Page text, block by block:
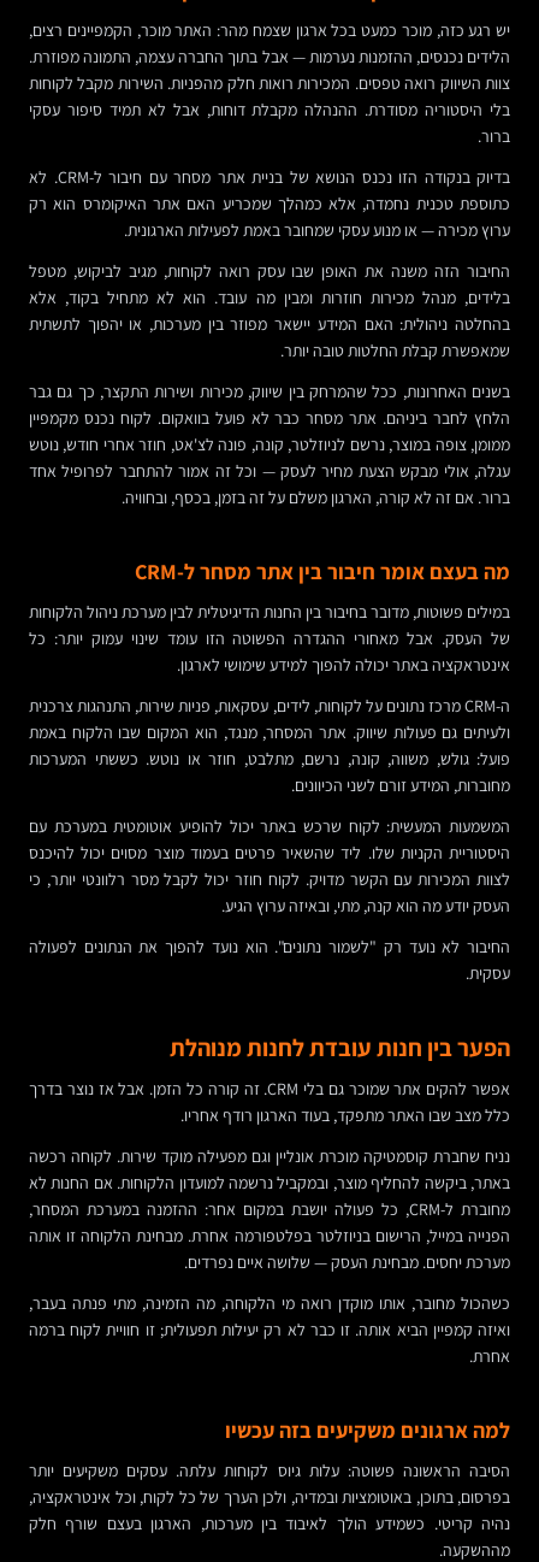
יש רגע כזה, מוכר כמעט בכל ארגון שצמח מהר: האתר מוכר, הקמפיינים רצים,
הלידים נכנסים, ההזמנות נערמות — אבל בתוך החברה עצמה, התמונה מפוזרת.
צוות השיווק רואה טפסים. המכירות רואות חלק מהפניות. השירות מקבל לקוחות
בלי היסטוריה מסודרת. ההנהלה מקבלת דוחות, אבל לא תמיד סיפור עסקי
ברור.
בדיוק בנקודה הזו נכנס הנושא של בניית אתר מסחר עם חיבור ל-CRM. לא
כתוספת טכנית נחמדה, אלא כמהלך שמכריע האם אתר האיקומרס הוא רק
ערוץ מכירה — או מנוע עסקי שמחובר באמת לפעילות הארגונית.
החיבור הזה משנה את האופן שבו עסק רואה לקוחות, מגיב לביקוש, מטפל
בלידים, מנהל מכירות חוזרות ומבין מה עובד. הוא לא מתחיל בקוד, אלא
בהחלטה ניהולית: האם המידע יישאר מפוזר בין מערכות, או יהפוך לתשתית
שמאפשרת קבלת החלטות טובה יותר.
בשנים האחרונות, ככל שהמרחק בין שיווק, מכירות ושירות התקצר, כך גם גבר
הלחץ לחבר ביניהם. אתר מסחר כבר לא פועל בוואקום. לקוח נכנס מקמפיין
ממומן, צופה במוצר, נרשם לניוזלטר, קונה, פונה לצ'אט, חוזר אחרי חודש, נוטש
עגלה, אולי מבקש הצעת מחיר לעסק — וכל זה אמור להתחבר לפרופיל אחד
ברור. אם זה לא קורה, הארגון משלם על זה בזמן, בכסף, ובחוויה.
מה בעצם אומר חיבור בין אתר מסחר ל-CRM
במילים פשוטות, מדובר בחיבור בין החנות הדיגיטלית לבין מערכת ניהול הלקוחות
של העסק. אבל מאחורי ההגדרה הפשוטה הזו עומד שינוי עמוק יותר: כל
אינטראקציה באתר יכולה להפוך למידע שימושי לארגון.
ה-CRM מרכז נתונים על לקוחות, לידים, עסקאות, פניות שירות, התנהגות צרכנית
ולעיתים גם פעולות שיווק. אתר המסחר, מנגד, הוא המקום שבו הלקוח באמת
פועל: גולש, משווה, קונה, נרשם, מתלבט, חוזר או נוטש. כששתי המערכות
מחוברות, המידע זורם לשני הכיוונים.
המשמעות המעשית: לקוח שרכש באתר יכול להופיע אוטומטית במערכת עם
היסטוריית הקניות שלו. ליד שהשאיר פרטים בעמוד מוצר מסוים יכול להיכנס
לצוות המכירות עם הקשר מדויק. לקוח חוזר יכול לקבל מסר רלוונטי יותר, כי
העסק יודע מה הוא קנה, מתי, ובאיזה ערוץ הגיע.
החיבור לא נועד רק "לשמור נתונים". הוא נועד להפוך את הנתונים לפעולה
עסקית.
הפער בין חנות עובדת לחנות מנוהלת
אפשר להקים אתר שמוכר גם בלי CRM. זה קורה כל הזמן. אבל אז נוצר בדרך
כלל מצב שבו האתר מתפקד, בעוד הארגון רודף אחריו.
נניח שחברת קוסמטיקה מוכרת אונליין וגם מפעילה מוקד שירות. לקוחה רכשה
באתר, ביקשה להחליף מוצר, ובמקביל נרשמה למועדון הלקוחות. אם החנות לא
מחוברת ל-CRM, כל פעולה יושבת במקום אחר: ההזמנה במערכת המסחר,
הפנייה במייל, הרישום בניוזלטר בפלטפורמה אחרת. מבחינת הלקוחה זו אותה
מערכת יחסים. מבחינת העסק — שלושה איים נפרדים.
כשהכול מחובר, אותו מוקדן רואה מי הלקוחה, מה הזמינה, מתי פנתה בעבר,
ואיזה קמפיין הביא אותה. זו כבר לא רק יעילות תפעולית; זו חוויית לקוח ברמה
אחרת.
למה ארגונים משקיעים בזה עכשיו
הסיבה הראשונה פשוטה: עלות גיוס לקוחות עלתה. עסקים משקיעים יותר
בפרסום, בתוכן, באוטומציות ובמדיה, ולכן הערך של כל לקוח, וכל אינטראקציה,
נהיה קריטי. כשמידע הולך לאיבוד בין מערכות, הארגון בעצם שורף חלק
מההשקעה.